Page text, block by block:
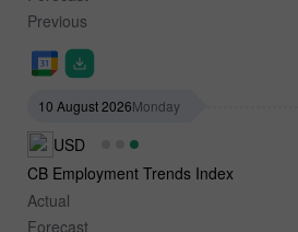
Previous
10 August 2026Monday
USD
CB Employment Trends Index
Actual
Forecast